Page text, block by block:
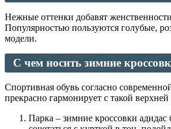
Нежные оттенки добавят
Популярностью пользуются голубые,
модели.
С чем носить зимние
Спортивная обувь согласно
прекрасно гармонирует с такой
Парка – зимние кроссовки адидас